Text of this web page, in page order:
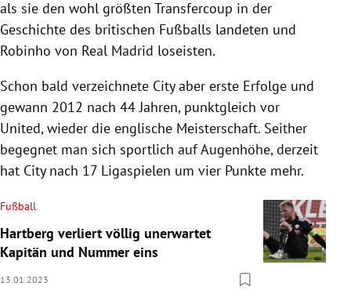
als sie den wohl größten Transfercoup in der
Geschichte des britischen Fußballs landeten und
Robinho von Real Madrid loseisten.
Schon bald verzeichnete City aber erste Erfolge und
gewann 2012 nach 44 Jahren, punktgleich vor
United, wieder die englische Meisterschaft. Seither
begegnet man sich sportlich auf Augenhöhe, derzeit
hat City nach 17 Ligaspielen um vier Punkte mehr.
Fußball
Hartberg verliert völlig unerwartet
Kapitän und Nummer eins
13.01.2023